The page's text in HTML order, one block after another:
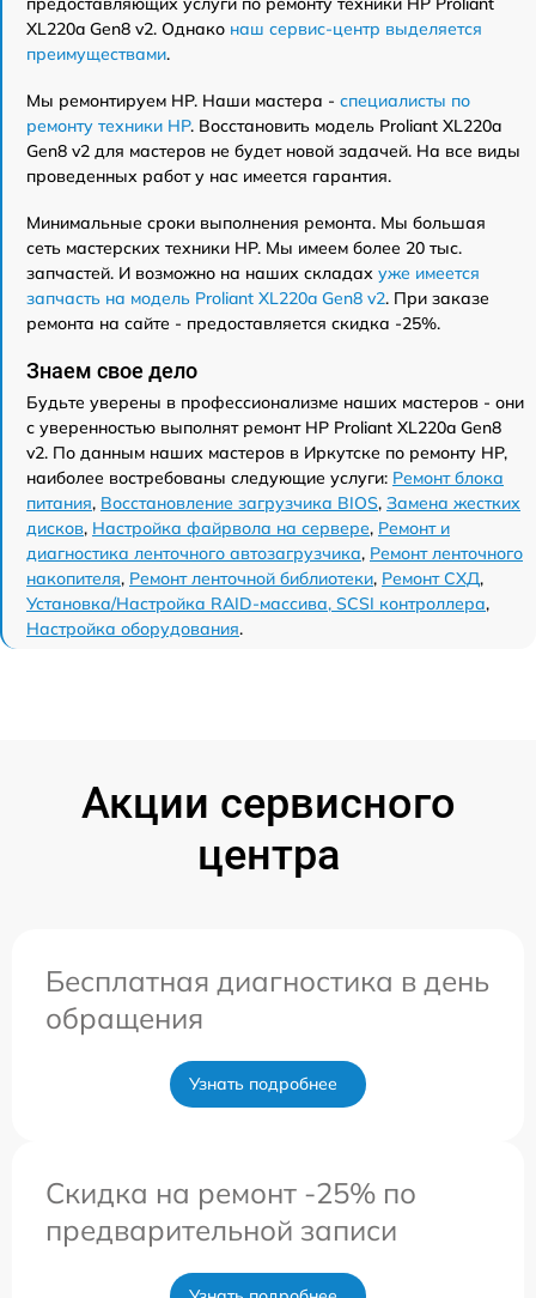
XL220a Gen8 v2. Однако наш сервис-центр выделяется
преимуществами.
Мы ремонтируем HP. Наши мастера - специалисты по
ремонту техники HP. Восстановить модель Proliant XL220a
Gen8 v2 для мастеров не будет новой задачей. На все виды
проведенных работ у нас имеется гарантия.
Минимальные сроки выполнения ремонта. Мы большая
сеть мастерских техники HP. Мы имеем более 20 тыс.
запчастей. И возможно на наших складах уже имеется
запчасть на модель Proliant XL220a Gen8 v2. При заказе
ремонта на сайте - предоставляется скидка -25%.
Знаем свое дело
Будьте уверены в профессионализме наших мастеров - они
с уверенностью выполнят ремонт HP Proliant XL220a Gen8
v2. По данным наших мастеров в Иркутске по ремонту HP,
наиболее востребованы следующие услуги: Ремонт блока
питания, Восстановление загрузчика BIOS, Замена жестких
дисков, Настройка файрвола на сервере, Ремонт и
диагностика ленточного автозагрузчика, Ремонт ленточного
накопителя, Ремонт ленточной библиотеки, Ремонт СХД,
Установка/Настройка RAID-массива, SCSI контроллера,
Настройка оборудования.
Акции сервисного
центра
Бесплатная диагностика в день
обращения
Узнать подробнее
Скидка на ремонт -25% по
предварительной записи